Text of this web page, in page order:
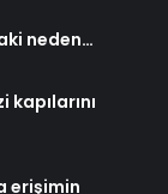
neden…
erişimin